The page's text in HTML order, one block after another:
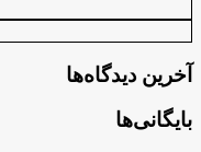
آخرین دیدگاه‌ها
بایگانی‌ها